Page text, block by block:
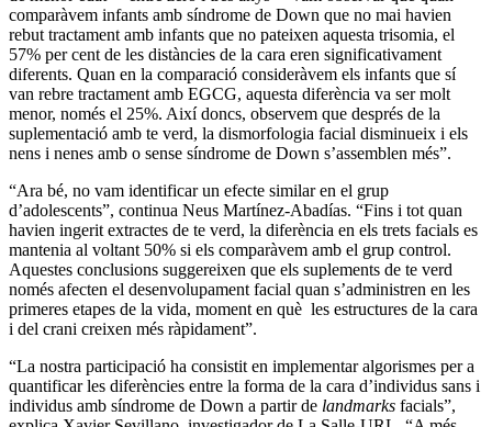
comparàvem infants amb síndrome de Down que no mai havien
rebut tractament amb infants que no pateixen aquesta trisomia, el
57% per cent de les distàncies de la cara eren significativament
diferents. Quan en la comparació consideràvem els infants que sí
van rebre tractament amb EGCG, aquesta diferència va ser molt
menor, només el 25%. Així doncs, observem que després de la
suplementació amb te verd, la dismorfologia facial disminueix i els
nens i nenes amb o sense síndrome de Down s’assemblen més”.
“Ara bé, no vam identificar un efecte similar en el grup
d’adolescents”, continua Neus Martínez-Abadías. “Fins i tot quan
havien ingerit extractes de te verd, la diferència en els trets facials es
mantenia al voltant 50% si els comparàvem amb el grup control.
Aquestes conclusions suggereixen que els suplements de te verd
només afecten el desenvolupament facial quan s’administren en les
primeres etapes de la vida, moment en què les estructures de la cara
i del crani creixen més ràpidament”.
“La nostra participació ha consistit en implementar algorismes per a
quantificar les diferències entre la forma de la cara d’individus sans i
individus amb síndrome de Down a partir de landmarks facials”,